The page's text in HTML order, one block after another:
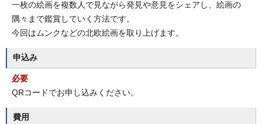
一枚の絵画を複数人で見ながら発見や意見をシェアし、絵画の
隅々まで鑑賞していく方法です。
今回はムンクなどの北欧絵画を取り上げます。
申込み
必要
QRコードでお申し込みください。
費用